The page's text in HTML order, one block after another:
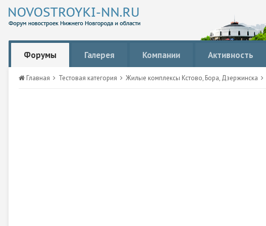
Форумы Галерея Компании Активность
Главная Тестовая категория Жилые комплексы Кстово, Бора, Дзержинска